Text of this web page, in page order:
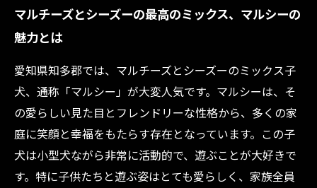
マルチーズとシーズーの最高のミックス、マルシーの
魅力とは
愛知県知多郡では、マルチーズとシーズーのミックス子
犬、通称「マルシー」が大変人気です。マルシーは、そ
の愛らしい見た目とフレンドリーな性格から、多くの家
庭に笑顔と幸福をもたらす存在となっています。この子
犬は小型犬ながら非常に活動的で、遊ぶことが大好きで
す。特に子供たちと遊ぶ姿はとても愛らしく、家族全員